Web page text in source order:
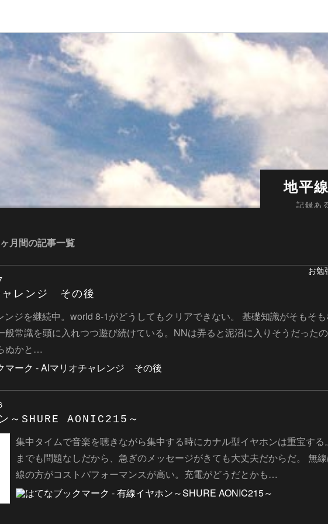
地平
記録あ
月間の記事一覧
レンジ その後
お勉
ンジを継続中。world 8-1がどうしてもクリアできない。 基礎知識がそもそ
般常識を頭に入れつつ遊び続けている。NNは弄ると泥沼に入りそうだった
ぬかと…
～SHURE AONIC215～
集中タイムで音楽を聴きながら集中する時にカナル型イヤホンは重宝す
までも問題なしだから、急ぎのメッセージがきても大丈夫だからだ。 無
線の方がコストパフォーマンスが高い。充電がどうだとかも…